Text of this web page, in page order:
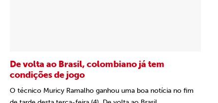
De volta ao Brasil, colombiano já tem
condições de jogo
O técnico Muricy Ramalho ganhou uma boa notícia no fim